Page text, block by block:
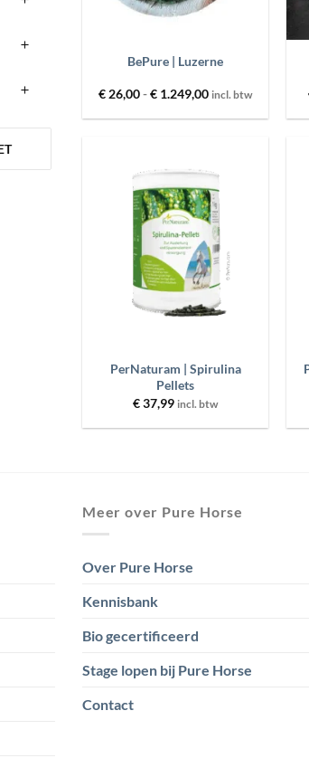
BePure | Luzerne
€ 26,00-€ 1.249,00Prijsklasse:
tot
incl. btw
Toevoegen
wenslijst
PerNaturam | Spirulina
Pellets
€37,99 incl. btw
Meer over Pure Horse
Over Pure Horse
Kennisbank
Bio gecertificeerd
Stage lopen bij Pure Horse
Contact